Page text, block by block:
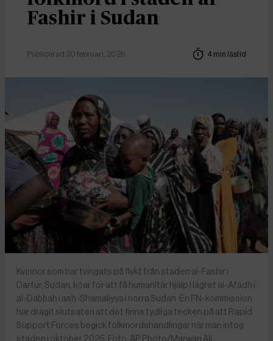
Fashir i Sudan
Publicerad 20 februari, 2026 4 min lästid
Kvinnor som har tvingats på flykt från staden al-Fashir i
Darfur, Sudan, köar för att få humanitär hjälp I lägret al-Afadh i
al-Dabbah i ash-Shamaliyya i norra Sudan. En FN-kommission
har dragit slutsaten att det finns tydliga tecken på att Rapid
Support Forces begick folkmordshandlingar när man intog
staden i oktober 2025. Foto: AP Photo/Marwan Ali